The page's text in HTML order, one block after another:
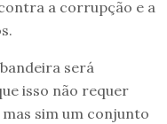
a corrupção e a
será
isso não requer
sim um conjunto